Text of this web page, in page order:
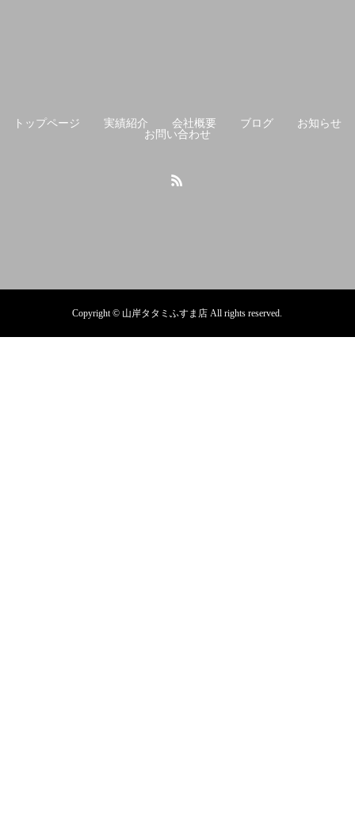
トップページ 実績紹介 会社概要 ブログ
お知らせ
お問い合わせ
Copyright © 山岸タタミふすま店 All rights reserved.